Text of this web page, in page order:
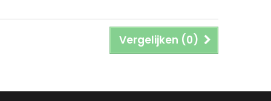
Vergelijken (0)